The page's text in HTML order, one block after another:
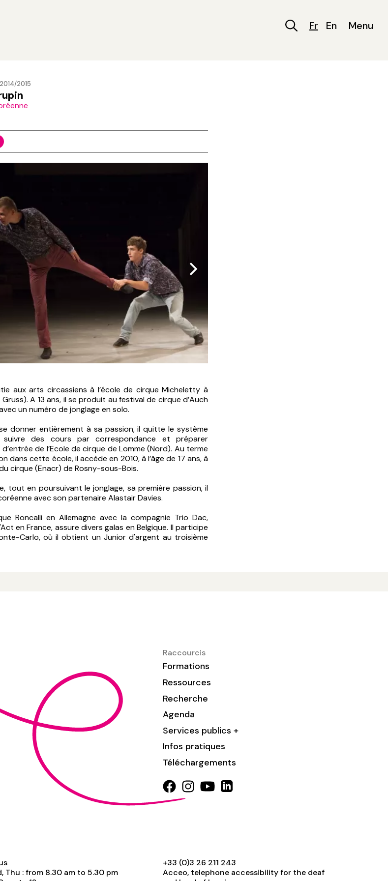
Fr En Menu
2015
aux arts circassiens à l’école de cirque Micheletty à
A 13 ans, il se produit au festival de cirque d’Auch
un numéro de jonglage en solo.
donner entièrement à sa passion, il quitte le système
suivre des cours par correspondance et préparer
de l’Ecole de cirque de Lomme (Nord). Au terme
dans cette école, il accède en 2010, à l’âge de 17 ans, à
cirque (Enacr) de Rosny-sous-Bois.
tout en poursuivant le jonglage, sa première passion, il
avec son partenaire Alastair Davies.
Roncalli en Allemagne avec la compagnie Trio Dac,
en France, assure divers galas en Belgique. Il participe
Carlo, où il obtient un Junior d'argent au troisième
Raccourcis
Formations
Ressources
Recherche
Agenda
Services publics +
Infos pratiques
Téléchargements
Thu : from 8.30 am to 5.30 pm
+33 (0)3 26 211 243
Acceo, telephone accessibility for the deaf